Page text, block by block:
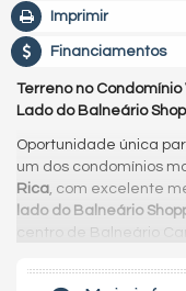
Imprimir
Financiamentos
Terreno no
Lado do Balneário
Oportunidade única
um dos condomínios
Rica , com excelente
lado do Balneário
centro de Balneário
Condomínio com
áreas de lazer,